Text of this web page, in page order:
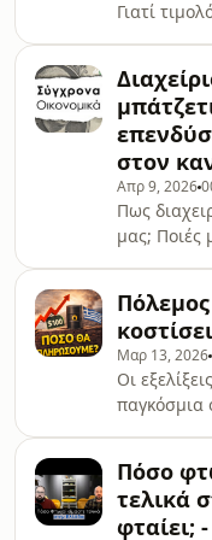
βρείτε
⁠⁠⁠⁠⁠https://
Γιατί
περίπου 3
έτσι ώστε
οικονομικά
και βρείτε
⁠⁠https://
στον
Απρ 9, 2026
Πως
μας; Ποιές
και βρείτε
⁠⁠⁠⁠⁠https://
Μαρ 13, 2026
Οι
παγκόσμια
που καίει
θα
σημερινό
Πόσο
τελικά
φταίει;